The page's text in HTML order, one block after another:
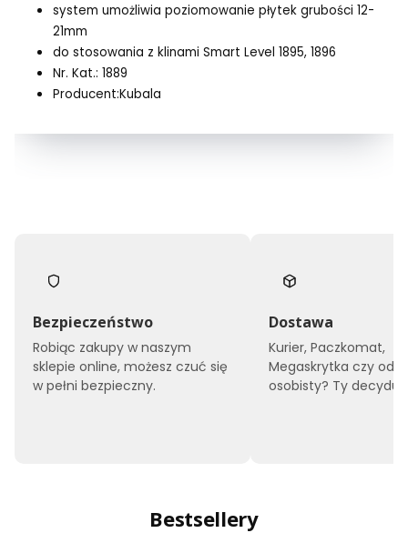
system umożliwia poziomowanie płytek grubości 12-
21mm
do stosowania z klinami Smart Level 1895, 1896
Nr. Kat.: 1889
Producent:Kubala
Bezpieczeństwo
Robiąc zakupy w naszym
sklepie online, możesz czuć się
w pełni bezpieczny.
Dostawa
Kurier, Paczkomat,
Megaskrytka czy
osobisty? Ty
Bestsellery